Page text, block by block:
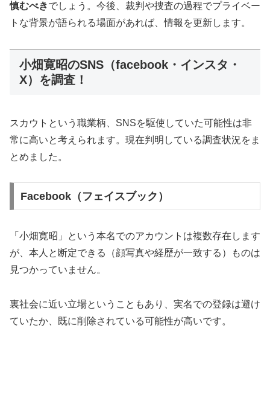
慎むべきでしょう。今後、裁判や捜査の過程でプライベー
トな背景が語られる場面があれば、情報を更新します。
小畑寛昭のSNS（facebook・インスタ・
X）を調査！
スカウトという職業柄、SNSを駆使していた可能性は非
常に高いと考えられます。現在判明している調査状況をま
とめました。
Facebook（フェイスブック）
「小畑寛昭」という本名でのアカウントは複数存在します
が、本人と断定できる（顔写真や経歴が一致する）ものは
見つかっていません。
裏社会に近い立場ということもあり、実名での登録は避け
ていたか、既に削除されている可能性が高いです。